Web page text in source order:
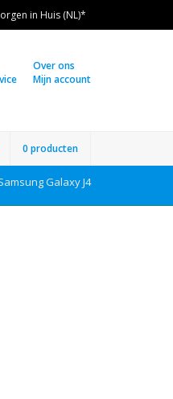
in Huis (NL)*
Over ons
Mijn account
0 producten
Galaxy J4